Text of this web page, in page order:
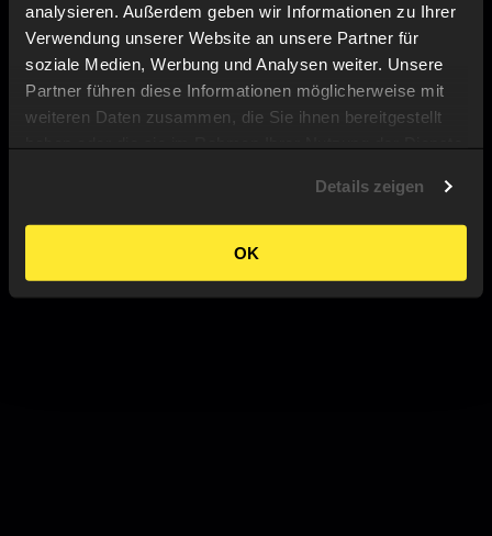
analysieren. Außerdem geben wir Informationen zu Ihrer
Verwendung unserer Website an unsere Partner für
soziale Medien, Werbung und Analysen weiter. Unsere
Partner führen diese Informationen möglicherweise mit
weiteren Daten zusammen, die Sie ihnen bereitgestellt
Details zeigen
OK